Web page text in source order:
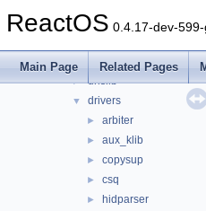
ReactOS 0.4.17-dev-
Main Page Related Pages
► cryptlib
dmilib
► dnslib
▼ drivers
► arbiter
► aux_klib
► copysup
► csq
► hidparser